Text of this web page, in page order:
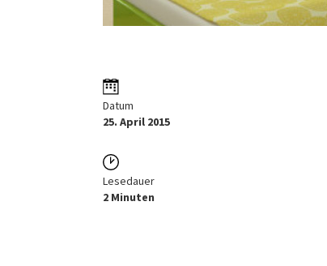
Datum
25. April 2015
Lesedauer
2 Minuten